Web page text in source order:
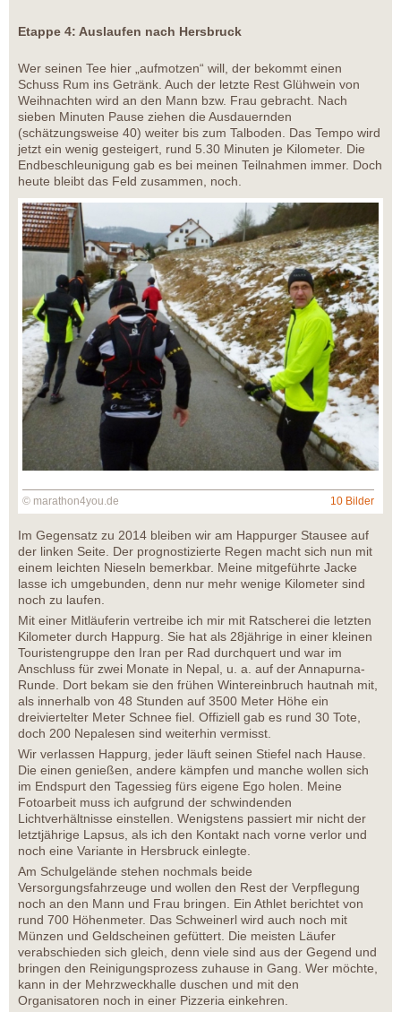
Etappe 4: Auslaufen nach Hersbruck
Wer seinen Tee hier „aufmotzen“ will, der bekommt einen
Schuss Rum ins Getränk. Auch der letzte Rest Glühwein von
Weihnachten wird an den Mann bzw. Frau gebracht. Nach
sieben Minuten Pause ziehen die Ausdauernden
(schätzungsweise 40) weiter bis zum Talboden. Das Tempo wird
jetzt ein wenig gesteigert, rund 5.30 Minuten je Kilometer. Die
Endbeschleunigung gab es bei meinen Teilnahmen immer. Doch
heute bleibt das Feld zusammen, noch.
© marathon4you.de 10 Bilder
Im Gegensatz zu 2014 bleiben wir am Happurger Stausee auf
der linken Seite. Der prognostizierte Regen macht sich nun mit
einem leichten Nieseln bemerkbar. Meine mitgeführte Jacke
lasse ich umgebunden, denn nur mehr wenige Kilometer sind
noch zu laufen.
Mit einer Mitläuferin vertreibe ich mir mit Ratscherei die letzten
Kilometer durch Happurg. Sie hat als 28jährige in einer kleinen
Touristengruppe den Iran per Rad durchquert und war im
Anschluss für zwei Monate in Nepal, u. a. auf der Annapurna-
Runde. Dort bekam sie den frühen Wintereinbruch hautnah mit,
als innerhalb von 48 Stunden auf 3500 Meter Höhe ein
dreiviertelter Meter Schnee fiel. Offiziell gab es rund 30 Tote,
doch 200 Nepalesen sind weiterhin vermisst.
Wir verlassen Happurg, jeder läuft seinen Stiefel nach Hause.
Die einen genießen, andere kämpfen und manche wollen sich
im Endspurt den Tagessieg fürs eigene Ego holen. Meine
Fotoarbeit muss ich aufgrund der schwindenden
Lichtverhältnisse einstellen. Wenigstens passiert mir nicht der
letztjährige Lapsus, als ich den Kontakt nach vorne verlor und
noch eine Variante in Hersbruck einlegte.
Am Schulgelände stehen nochmals beide
Versorgungsfahrzeuge und wollen den Rest der Verpflegung
noch an den Mann und Frau bringen. Ein Athlet berichtet von
rund 700 Höhenmeter. Das Schweinerl wird auch noch mit
Münzen und Geldscheinen gefüttert. Die meisten Läufer
verabschieden sich gleich, denn viele sind aus der Gegend und
bringen den Reinigungsprozess zuhause in Gang. Wer möchte,
kann in der Mehrzweckhalle duschen und mit den
Organisatoren noch in einer Pizzeria einkehren.